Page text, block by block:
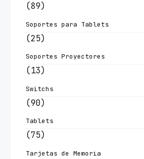
(89)
Soportes para Tablets
(25)
Soportes Proyectores
(13)
Switchs
(90)
Tablets
(75)
Tarjetas de Memoria